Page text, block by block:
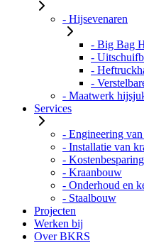
- Hijsevenaren
- Big Bag
-
-
-
- Maatwerk
Services
- Engineering van
- Installatie van
-
- Kraanbouw
- Onderhoud en
- Staalbouw
Projecten
Werken bij
Over BKRS